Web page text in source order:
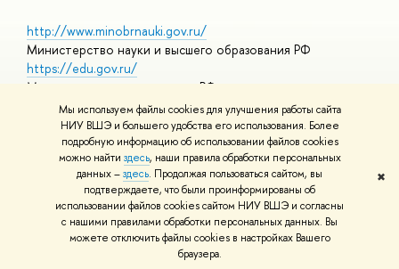
Мы используем файлы cookies для улучшения работы сайта
НИУ ВШЭ и большего удобства его использования. Более
подробную информацию об использовании файлов cookies
можно найти здесь, наши правила обработки персональных
данных –здесь. Продолжая пользоваться сайтом, вы
подтверждаете, что были проинформированы о
использовании файлов cookies сайтом НИУ ВШЭ и согласны
с нашими правилами обработки персональных данных. Вы
можете отключить файлы cookies в настройках Вашего
раузера.
✖
http://www.minobrnauki.gov.ru/
Министерство науки и высшего образования РФ
https://edu.gov.ru/
Министерство просвещения РФ
https://elearning.hse.ru/mooc
Массовые открытые онлайн-курсы
© НИУ ВШЭ 1993–2026 Адреса и контактыУсловия
использования материало Политика конфиденциальности
Шрифты HSE Sans и HSE Slab разработаныШколе дизайна НИУ